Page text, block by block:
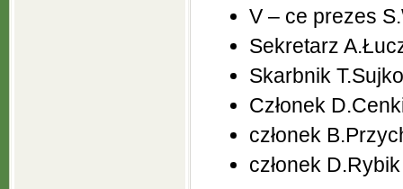
V – ce prezes
Sekretarz
Skarbnik
Członek
członek
członek D.Rybik